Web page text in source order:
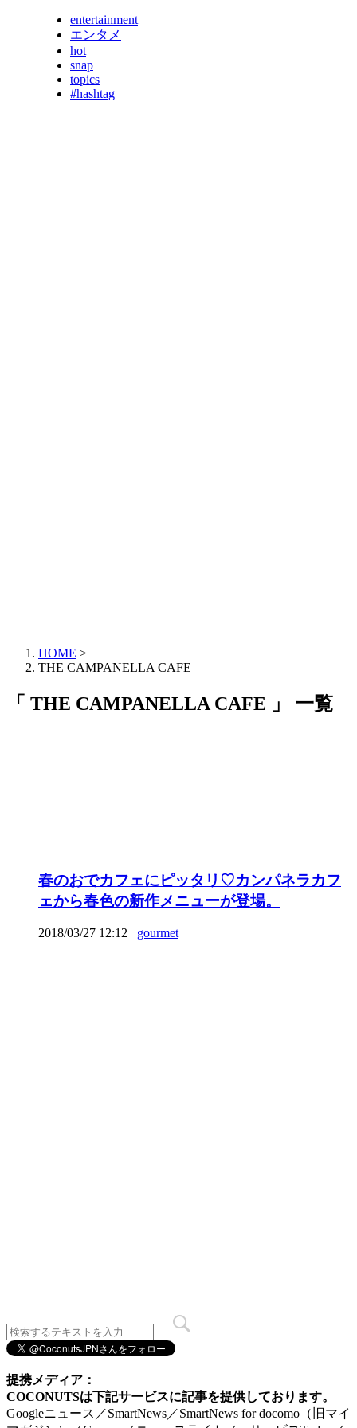
entertainment
エンタメ
hot
snap
topics
#hashtag
HOME >
THE CAMPANELLA CAFE
「 THE CAMPANELLA CAFE 」 一覧
春のおでカフェにピッタリ♡カンパネラカフ
ェから春色の新作メニューが登場。
2018/03/27 12:12 gourmet
提携メディア：
COCONUTSは下記サービスに記事を提供しております。
Googleニュース／SmartNews／SmartNews for docomo（旧マイ